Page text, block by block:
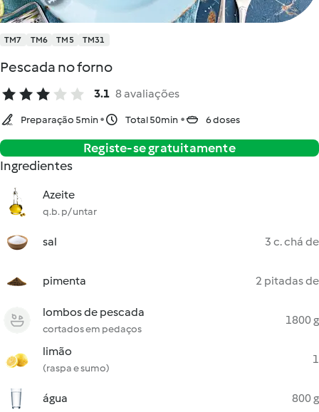
TM7 TM6 TM5 TM31
Pescada no forno
3.1 8 avaliações
Preparação 5min Total 50min 6 doses
Registe-se gratuitamente
Ingredientes
Azeite
q.b. p/ untar
sal 3 c. chá de
pimenta 2 pitadas de
lombos de pescada
cortados em pedaços
1800 g
limão
(raspa e sumo)
1
água 800 g